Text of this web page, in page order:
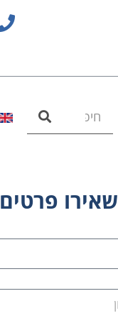
פרטים